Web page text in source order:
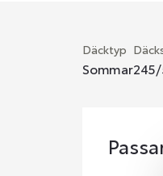
Däcktyp
Sommar245/